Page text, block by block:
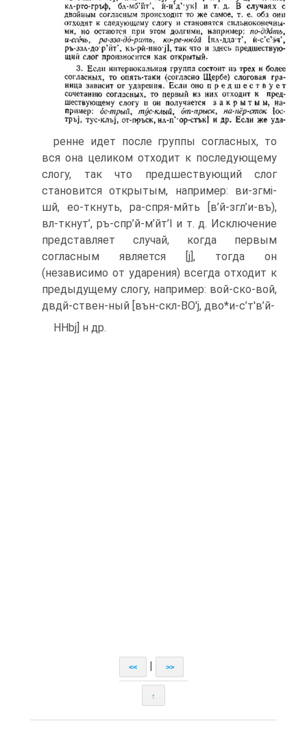
ренне идет после группы согласных, то
вся она целиком отходит к последующему
слогу, так что предшествующий слог
становится открытым, например: ви-згмі-
шй, ео-ткнуть, ра-спря-мйть [в’й-згл’и-въ),
вл-ткнут’, ръ-спр’й-м’йт’І и т. д. Исключение
представляет случай, когда первым
согласным является [j], тогда он
(независимо от ударения) всегда отходит к
предыдущему слогу, например: вой-ско-вой,
двдй-ствен-ный [вън-скл-BO'j, дво*и-с’т'в’й-
HHbj] н др.
<< >>
↑